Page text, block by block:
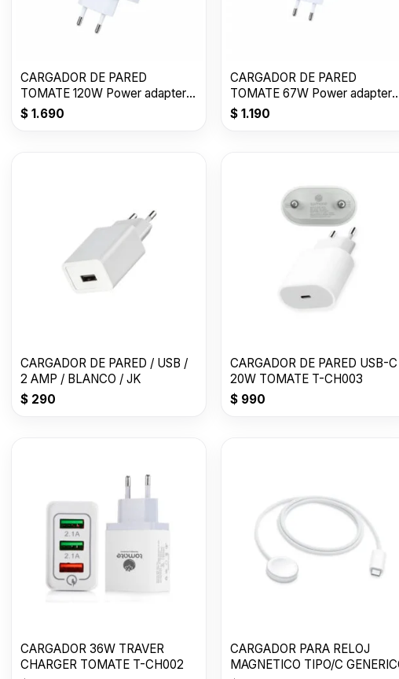
CARGADOR DE PARED
TOMATE 120W Power adapter
Suit USB T-CH018
$ 1.690
CARGADOR DE PARED
TOMATE 67W Power adapter
Suit USB T-CH016
$1.190
CARGADOR DE PARED / USB /
2 AMP / BLANCO / JK
$ 290
CARGADOR DE PARED USB-C
20W TOMATE T-CH003
$990
CARGADOR 36W TRAVER
CHARGER TOMATE T-CH002
CARGADOR PARA RELOJ
MAGNETICO TIPO/C